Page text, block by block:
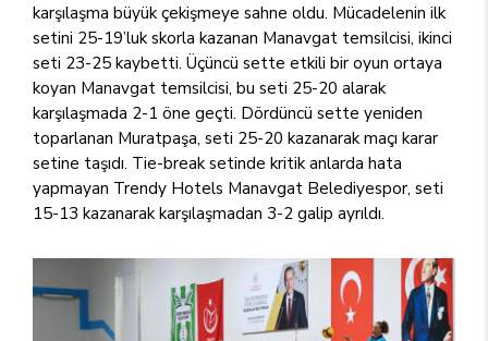
karşılaşma büyük çekişmeye sahne oldu. Mücadelenin ilk
setini 25-19’luk skorla kazanan Manavgat temsilcisi, ikinci
seti 23-25 kaybetti. Üçüncü sette etkili bir oyun ortaya
koyan Manavgat temsilcisi, bu seti 25-20 alarak
karşılaşmada 2-1 öne geçti. Dördüncü sette yeniden
toparlanan Muratpaşa, seti 25-20 kazanarak maçı karar
setine taşıdı. Tie-break setinde kritik anlarda hata
yapmayan Trendy Hotels Manavgat Belediyespor, seti
15-13 kazanarak karşılaşmadan 3-2 galip ayrıldı.